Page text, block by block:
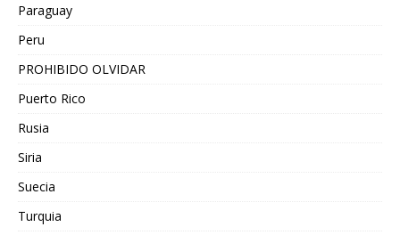
Paraguay
Peru
PROHIBIDO OLVIDAR
Puerto Rico
Rusia
Siria
Suecia
Turquia